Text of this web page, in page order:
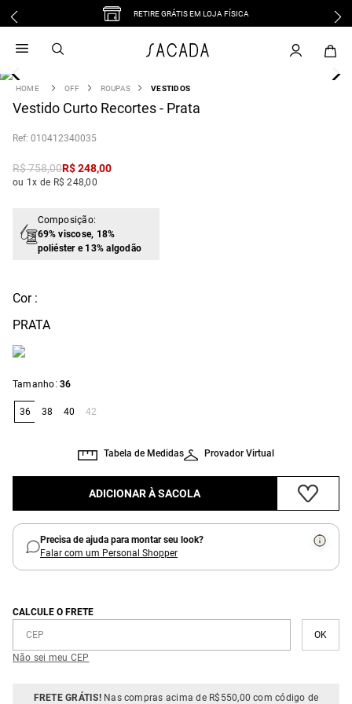
RETIRE GRÁTIS EM LOJA FÍSICA
OFF ROUPAS VESTIDOS
Vestido Curto Recortes - Prata
: 010412340035
R$758,00R$248,00
ou 1x de R$ 248,00
Composição:
69% viscose, 18%
poliéster e 13% algodão
Cor :
PRATA
Tamanho: 36
36 38 40 42
Provador Virtual
Tabela de Medidas
ADICIONAR À SACOLA
Precisa de ajuda para montar seu look?
Falar com um Personal Shopper
CALCULE O FRETE
Não sei meu CEP
FRETE GRÁTIS!Nas compras acima de R$550,00 com código de
vestido
3 º blusa
º tricot
º macacão
jeans
º camisa